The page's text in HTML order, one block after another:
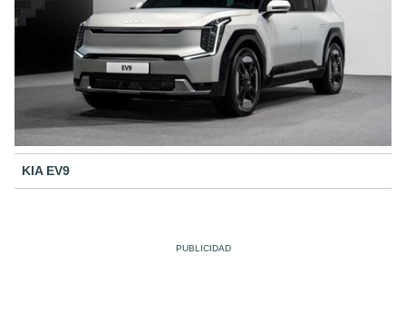
KIA EV9